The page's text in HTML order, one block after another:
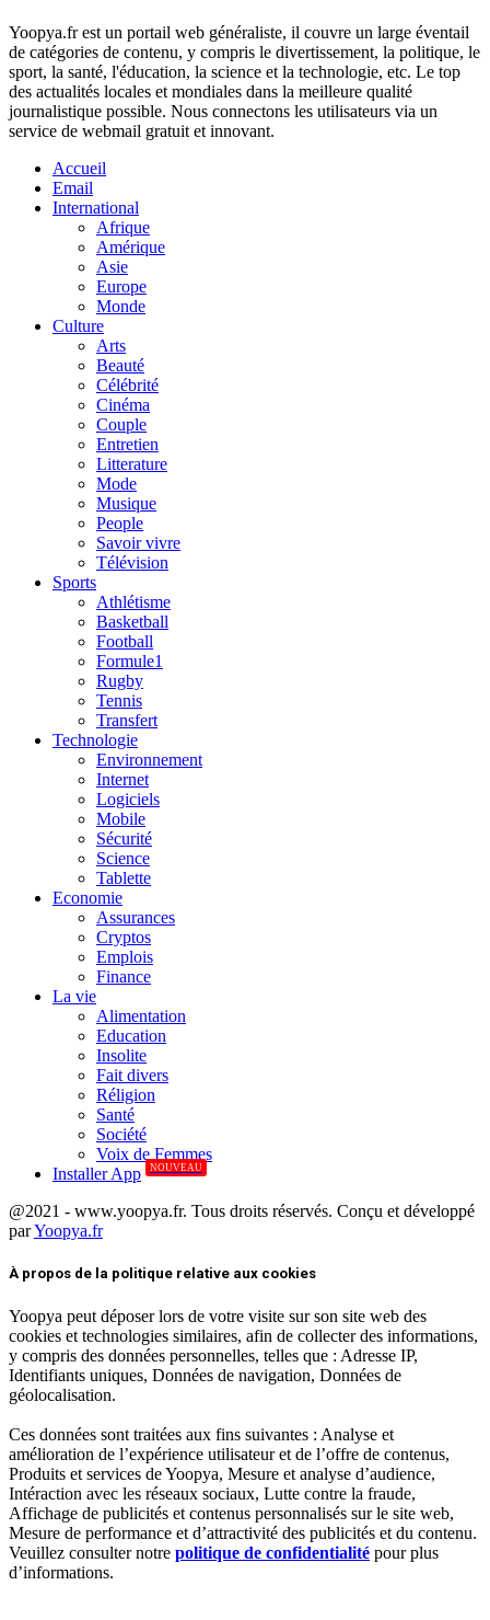
Yoopya.fr est un portail web généraliste, il couvre un large éventail
de catégories de contenu, y compris le divertissement, la politique, le
sport, la santé, l'éducation, la science et la technologie, etc. Le top
des actualités locales et mondiales dans la meilleure qualité
journalistique possible. Nous connectons les utilisateurs via un
service de webmail gratuit et innovant.
Accueil
Email
International
Afrique
Amérique
Asie
Europe
Monde
Culture
Arts
Beauté
Célébrité
Cinéma
Couple
Entretien
Litterature
Mode
Musique
People
Savoir vivre
Télévision
Sports
Athlétisme
Basketball
Football
Formule1
Rugby
Tennis
Transfert
Technologie
Environnement
Internet
Logiciels
Mobile
Sécurité
Science
Tablette
Economie
Assurances
Cryptos
Emplois
Finance
La vie
Alimentation
Education
Insolite
Fait divers
Réligion
Santé
Société
Voix de Femmes
Installer App
NOUVEAU
@2021 - www.yoopya.fr. Tous droits réservés. Conçu et développé
parYoopya.fr
À propos de la politique relative aux cookies
Yoopya peut déposer lors de votre visite sur son site web des
cookies et technologies similaires, afin de collecter des informations,
y compris des données personnelles, telles que : Adresse IP,
Identifiants uniques, Données de navigation, Données de
géolocalisation.
Ces données sont traitées aux fins suivantes : Analyse et
amélioration de l’expérience utilisateur et de l’offre de contenus,
Produits et services de Yoopya, Mesure et analyse d’audience,
Intéraction avec les réseaux sociaux, Lutte contre la fraude,
Affichage de publicités et contenus personnalisés sur le site web,
Mesure de performance et d’attractivité des publicités et du contenu.
Veuillez consulter notre politique de confidentialité pour plus
d’informations.